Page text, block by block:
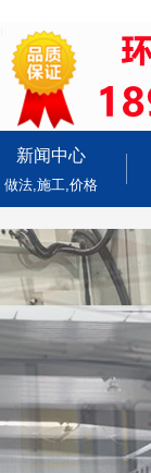
新闻中心
做法,施工,价格